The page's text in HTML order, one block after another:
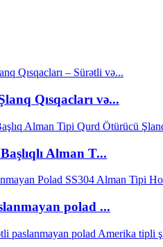
Qısqacları və...
Alman T...
polad ...